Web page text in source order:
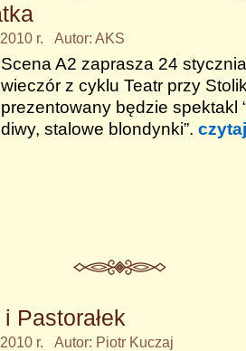
r. Autor: AKS
Scena A2 zaprasza 24
wieczór z cyklu Teatr przy
prezentowany będzie spektakl
diwy, stalowe blondynki”.
Pastorałek
r. Autor: Piotr Kuczaj